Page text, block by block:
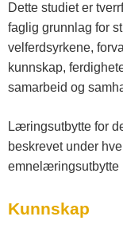
Dette studiet er
faglig grunnlag for
velferdsyrkene,
kunnskap,
samarbeid og
Læringsutbytte for
beskrevet under
emnelæringsutbytte
Kunnskap